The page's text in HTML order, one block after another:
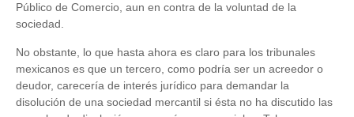
Público de Comercio, aun en contra de la voluntad de la
sociedad.
No obstante, lo que hasta ahora es claro para los tribunales
mexicanos es que un tercero, como podría ser un acreedor o
deudor, carecería de interés jurídico para demandar la
disolución de una sociedad mercantil si ésta no ha discutido las